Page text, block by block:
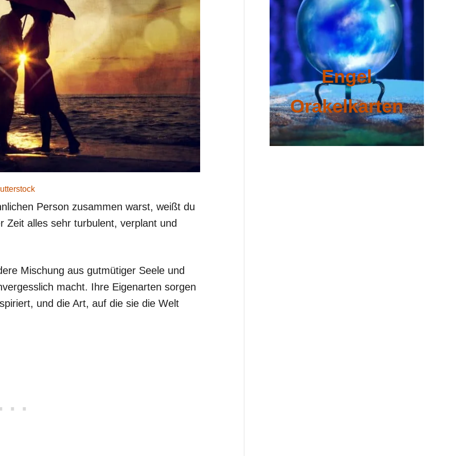
Person zusammen warst, weißt du
Zeit alles sehr turbulent, verplant und
Mischung aus gutmütiger Seele und
macht. Ihre Eigenarten sorgen
und die Art, auf die sie die Welt
Engel
Orakelkarten